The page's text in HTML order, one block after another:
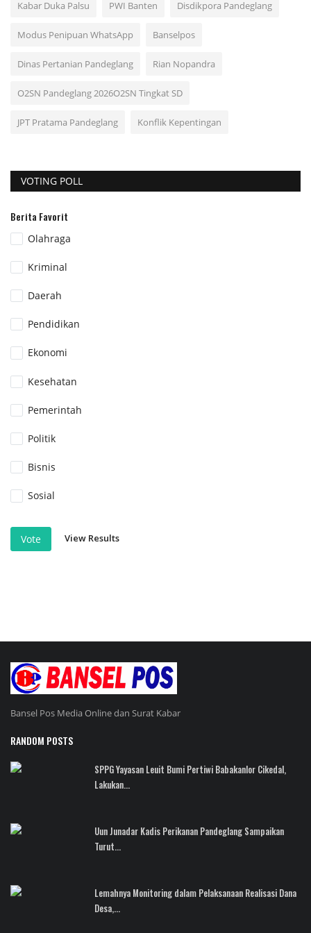
Kabar Duka Palsu PWI Banten Disdikpora Pandeglang
Modus Penipuan WhatsApp Banselpos
Dinas Pertanian Pandeglang Rian Nopandra
O2SN Pandeglang 2026O2SN Tingkat SD
JPT Pratama Pandeglang Konflik Kepentingan
VOTING POLL
Berita Favorit
Olahraga
Kriminal
Daerah
Pendidikan
Ekonomi
Kesehatan
Pemerintah
Politik
Bisnis
Sosial
Vote View Results
Bansel Pos Media Online dan Surat Kabar
RANDOM POSTS
SPPG Yayasan Leuit Bumi Pertiwi Babakanlor Cikedal,
Lakukan...
Uun Junadar Kadis Perikanan Pandeglang Sampaikan
Turut...
Lemahnya Monitoring dalam Pelaksanaan Realisasi Dana
Desa,...